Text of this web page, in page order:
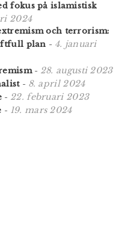
fokus på islamistisk
2024
och terrorism:
plan - 4. januari
- 28. augusti 2023
- 8. april 2024
- 22. februari 2023
- 19. mars 2024